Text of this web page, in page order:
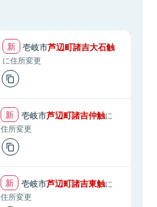
壱岐市芦辺町諸吉大石触
に住所変更
壱岐市芦辺町諸吉仲触に
住所変更
壱岐市芦辺町諸吉東触に
住所変更